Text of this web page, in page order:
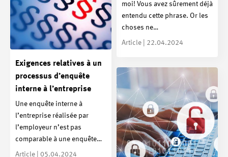
moi! Vous avez sûrement déjà
entendu cette phrase. Or les
choses ne…
Article | 22.04.2024
Exigences relatives à un
processus d’enquête
interne à l’entreprise
Une enquête interne à
l’entreprise réalisée par
l’employeur n’est pas
comparable à une enquête…
Article | 05.04.2024